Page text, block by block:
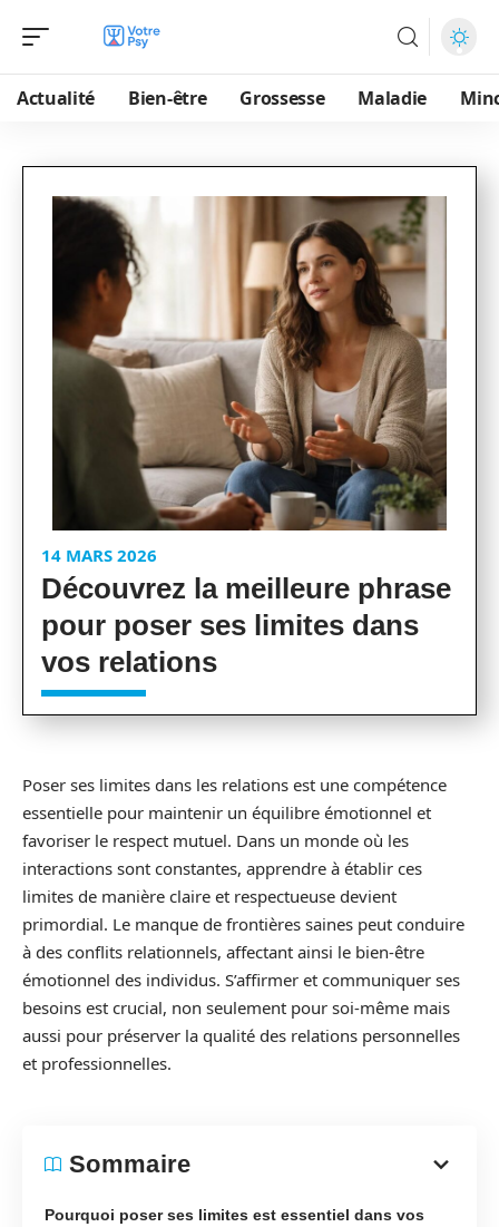
Actualité Bien-être Grossesse Maladie
14 MARS 2026
Découvrez la meilleure phrase
pour poser ses limites dans
vos relations
Poser ses limites dans les relations est une compétence
essentielle pour maintenir un équilibre émotionnel et
favoriser le respect mutuel. Dans un monde où les
interactions sont constantes, apprendre à établir ces
limites de manière claire et respectueuse devient
primordial. Le manque de frontières saines peut conduire
à des conflits relationnels, affectant ainsi le bien-être
émotionnel des individus. S’affirmer et communiquer ses
besoins est crucial, non seulement pour soi-même mais
aussi pour préserver la qualité des relations personnelles
et professionnelles.
Sommaire
Pourquoi poser ses limites est essentiel dans vos